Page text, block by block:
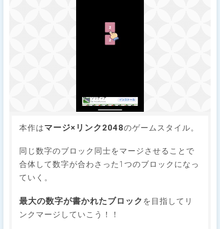
本作はマージ×リンク2048のゲームスタイル。
同じ数字のブロック同士をマージさせることで
合体して数字が合わさった1つのブロックになっ
ていく。
最大の数字が書かれたブロック を目指してリ
ンクマージしていこう！！